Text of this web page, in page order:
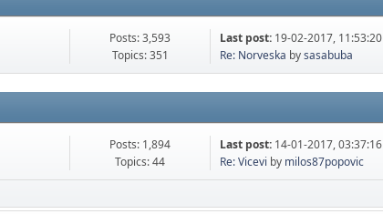
Posts: 3,593
Topics: 351
Last post: 19-02-2017, 11:53:20
Re: Norveska bysasabuba
Posts: 1,894
Topics: 44
Last post: 14-01-2017, 03:37:16
Re: Vicevi by milos87popovic